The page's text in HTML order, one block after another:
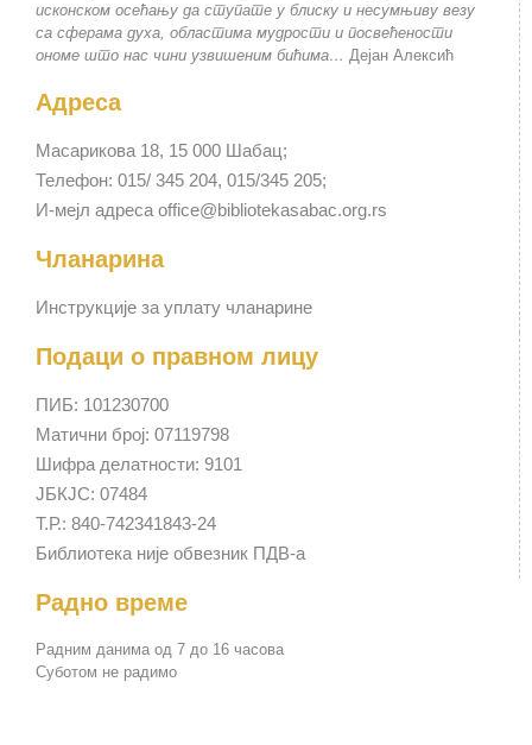
исконском осећању да ступате у блиску и несумњиву везу
са сферама духа, областима мудрости и посвећености
ономе што нас чини узвишеним бићима… Дејан Алексић
Адреса
Масарикова 18, 15 000 Шабац;
Телефон: 015/ 345 204, 015/345 205;
И-мејл адреса office@bibliotekasabac.org.rs
Чланарина
Инструкције за уплату чланарине
Подаци о правном лицу
ПИБ: 101230700
Матични број: 07119798
Шифра делатности: 9101
ЈБКЈС: 07484
Т.Р.: 840-742341843-24
Библиотека није обвезник ПДВ-а
Радно време
Радним данима од 7 до 16 часова
Суботом не радимо